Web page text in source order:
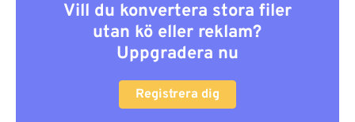
Vill du konvertera stora filer
utan kö eller reklam?
Uppgradera nu
Registrera dig